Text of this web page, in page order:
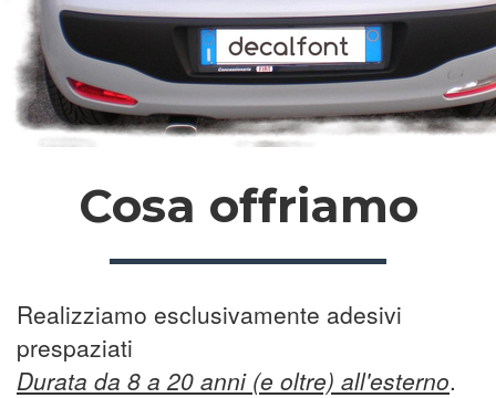
Cosa offriamo
Realizziamo esclusivamente adesivi
prespaziati
Durata da 8 a 20 anni (e oltre) all'esterno.